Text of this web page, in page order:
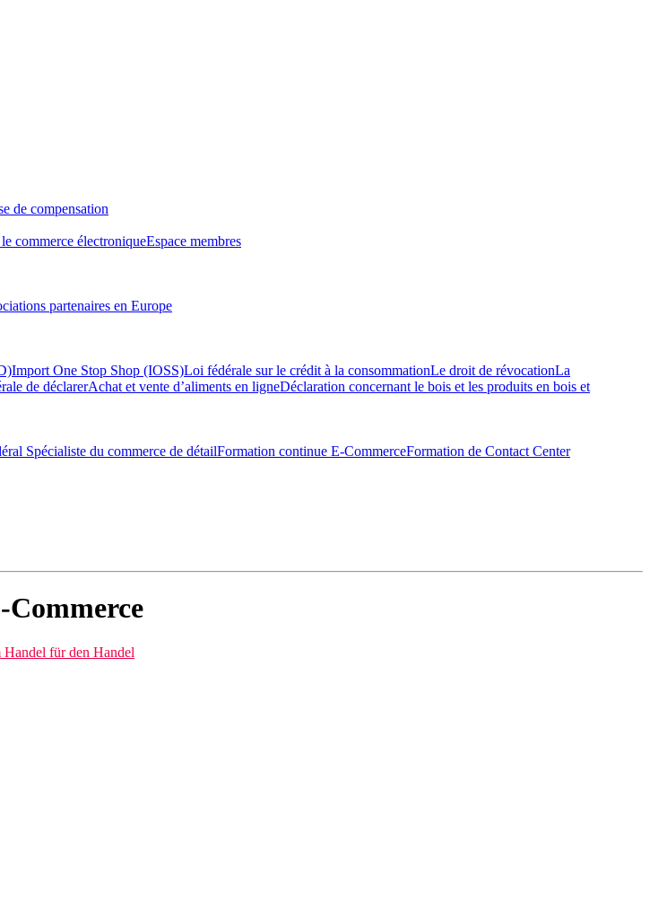
de compensation
commerce électroniqueEspace membres
partenaires en Europe
Import One Stop Shop (IOSS)Loi fédérale sur le crédit à la consommationLe droit de révocationLa
de déclarerAchat et vente d’aliments en ligneDéclaration concernant le bois et les produits en bois et
Spécialiste du commerce de détailFormation continue E-CommerceFormation de Contact Center
Commerce
für den Handel